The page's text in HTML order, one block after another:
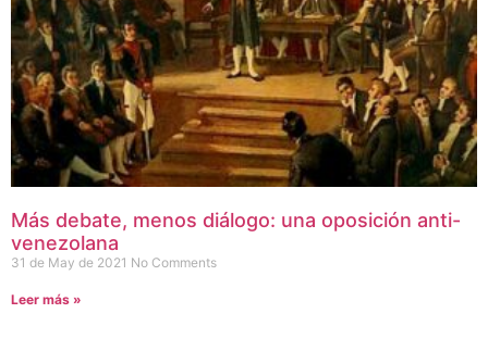
Más debate, menos diálogo: una oposición anti-
venezolana
31 de May de 2021 No Comments
Leer más »